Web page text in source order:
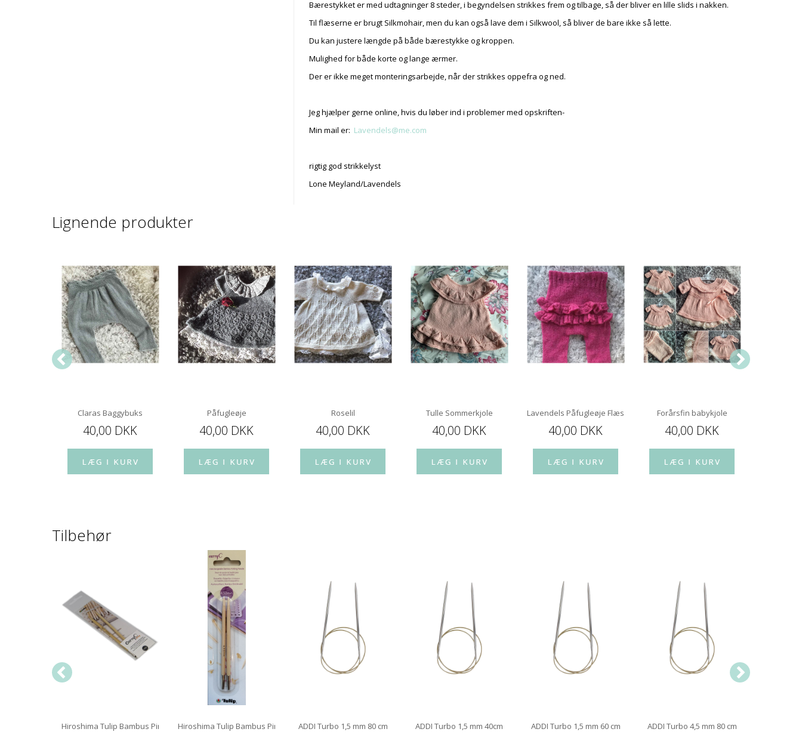
Bærestykket er med udtagninger 8 steder, i begyndelsen strikkes frem og tilbage, så der bliver en lille slids i nakken.
Til flæserne er brugt Silkmohair, men du kan også lave dem i Silkwool, så bliver de bare ikke så lette.
Du kan justere længde på både bærestykke og kroppen.
Mulighed for både korte og lange ærmer.
Der er ikke meget monteringsarbejde, når der strikkes oppefra og ned.
Jeg hjælper gerne online, hvis du løber ind i problemer med opskriften-
Min mail er: Lavendels@me.com
rigtig god strikkelyst
Lone Meyland/Lavendels
Lignende produkter
Claras Baggybuks
40,00 DKK
Påfugleøje
40,00 DKK
Roselil
40,00 DKK
Tulle Sommerkjole
40,00 DKK
Lavendels Påfugleøje Flæsebuks
40,00 DKK
Forårsfin babykjole
40,00 DKK
Tilbehør
Hiroshima Tulip Bambus Pindespids 12 cmHiroshima Tulip Bambus Pindespids 10 cmADDI Turbo 1,5 mm 80 cm ADDI Turbo 1,5 mm 40cm ADDI Turbo 1,5 mm 60 cm ADDI Turbo 4,5 mm 80 cm